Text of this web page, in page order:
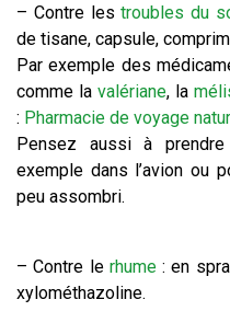
– Contre lestroubles du
de tisane, capsule,
Par exemple des
comme lavalériane, la
: Pharmacie de voyage
Pensez aussi à
exemple dans l’avion ou
peu assombri.
– Contre le rhume: en
xylométhazoline.